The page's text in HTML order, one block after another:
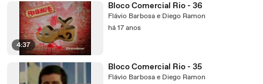
4:37
Bloco Comercial Rio - 36
Flávio Barbosa e Diego Ramon
há 17 anos
Bloco Comercial Rio - 35
Flávio Barbosa e Diego Ramon